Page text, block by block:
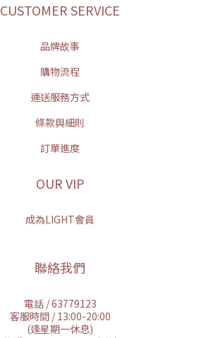
CUSTOMER SERVICE
品牌故事
購物流程
運送服務方式
條款與細則
訂單進度
OUR VIP
成為LIGHT會員
聯絡我們
電話 / 63779123
客服時間 / 13:00-20:00
(逢星期一休息)